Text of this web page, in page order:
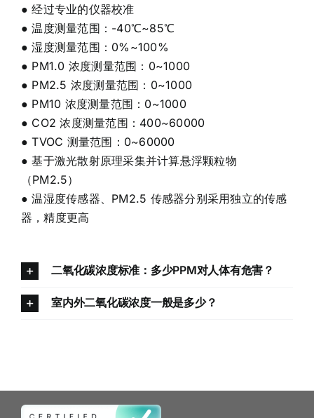
● 经过专业的仪器校准
● 温度测量范围：-40℃~85℃
● 湿度测量范围：0%~100%
● PM1.0 浓度测量范围：0~1000
● PM2.5 浓度测量范围：0~1000
● PM10 浓度测量范围：0~1000
● CO2 浓度测量范围：400~60000
● TVOC 测量范围：0~60000
● 基于激光散射原理采集并计算悬浮颗粒物
（PM2.5）
● 温湿度传感器、PM2.5 传感器分别采用独立的传感
器，精度更高
二氧化碳浓度标准：多少PPM对人体有危害？
室内外二氧化碳浓度一般是多少？